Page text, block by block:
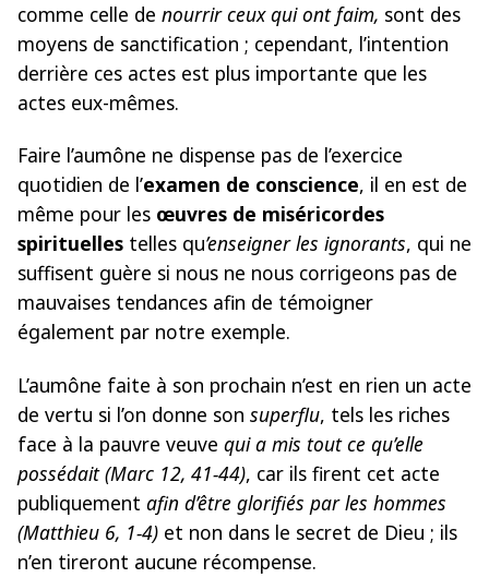
comme celle de nourrir ceux qui ont faim, sont des
moyens de sanctification ; cependant, l’intention
derrière ces actes est plus importante que les
actes eux-mêmes.
Faire l’aumône ne dispense pas de l’exercice
quotidien de l’examen de conscience, il en est de
même pour les œuvres de miséricordes
spirituelles telles qu’enseigner les ignorants, qui ne
suffisent guère si nous ne nous corrigeons pas de
mauvaises tendances afin de témoigner
également par notre exemple.
L’aumône faite à son prochain n’est en rien un acte
de vertu si l’on donne son superflu, tels les riches
face à la pauvre veuve qui a mis tout ce qu’elle
possédait (Marc 12, 41-44), car ils firent cet acte
publiquement afin d’être glorifiés par les hommes
(Matthieu 6, 1-4) et non dans le secret de Dieu ; ils
n’en tireront aucune récompense.